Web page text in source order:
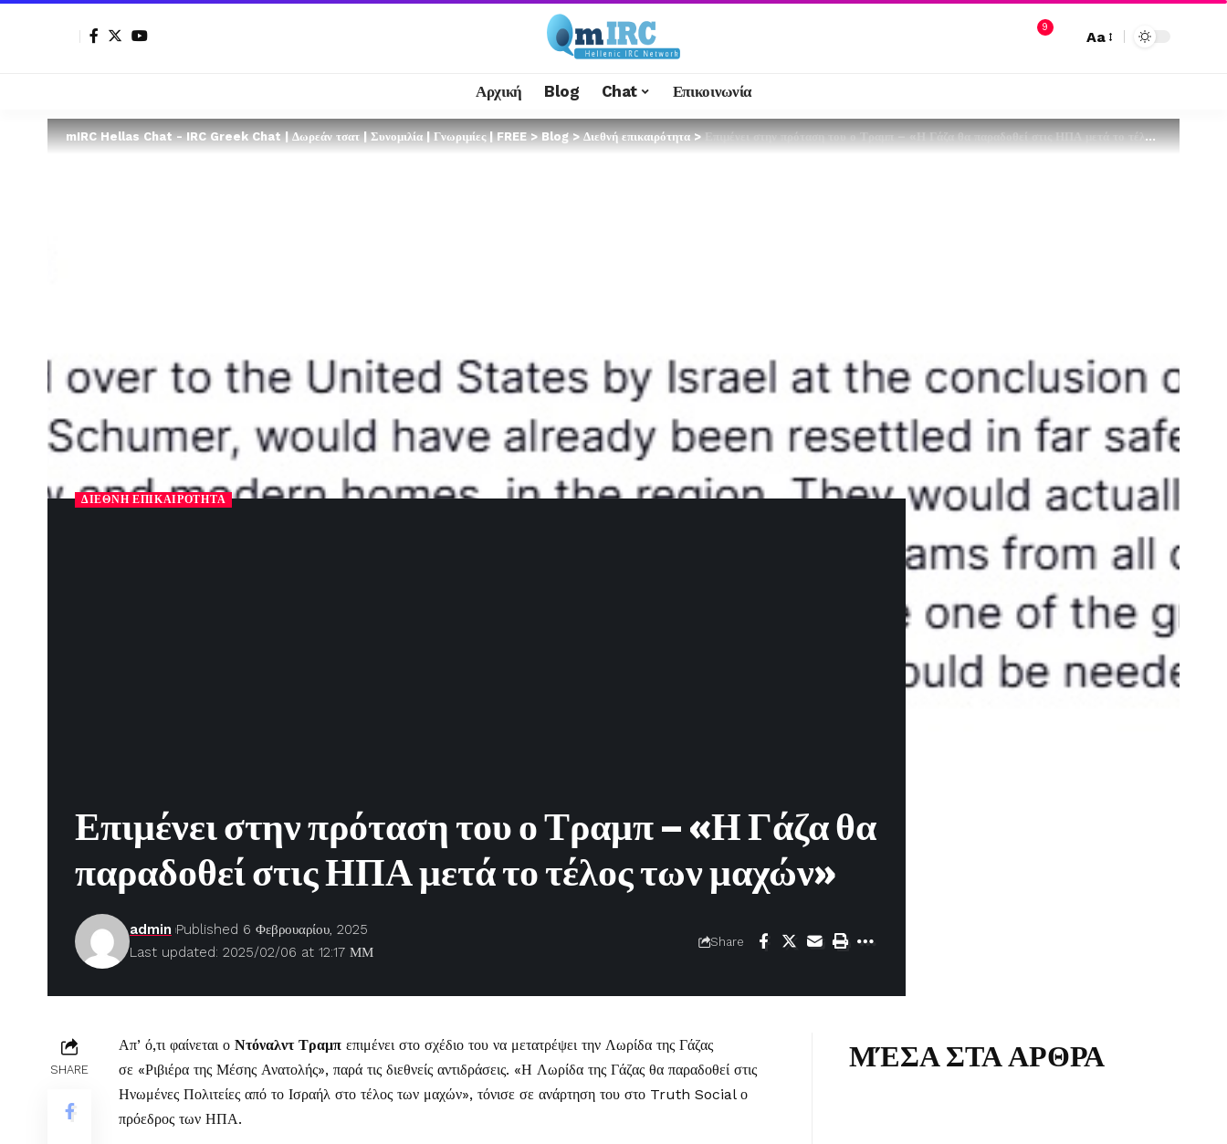
9
Aa
Αρχική Blog Chat Επικοινωνία
mIRC Hellas Chat - IRC Greek Chat | Δωρεάν τσατ | Συνομιλία | Γνωριμίες | FREE>Blog>Διεθνή επικαιρότητα>Επιμένει στην πρόταση του ο Τραμπ – «Η Γάζα θα παραδοθεί στις ΗΠΑ μετά το τέλος των μαχών»
ΔΙΕΘΝΉ ΕΠΙΚΑΙΡΌΤΗΤΑ
Επιμένει στην πρόταση του ο Τραμπ – «Η Γάζα θα
παραδοθεί στις ΗΠΑ μετά το τέλος των μαχών»
Last updated: 2025/02/06 at 12:17 ΜΜ
admin Published 6 Φεβρουαρίου, 2025
Share
SHARE
Απ’ ό,τι φαίνεται ο Ντόναλντ Τραμπ επιμένει στο σχέδιο του να μετατρέψει την Λωρίδα της Γάζας
σε «Ριβιέρα της Μέσης Ανατολής», παρά τις διεθνείς αντιδράσεις. «Η Λωρίδα της Γάζας θα παραδοθεί στις
Ηνωμένες Πολιτείες από το Ισραήλ στο τέλος των μαχών», τόνισε σε ανάρτηση του στο Truth Social ο
πρόεδρος των ΗΠΑ.
ΜΈΣΑ ΣΤΑ ΑΡΘΡΑ